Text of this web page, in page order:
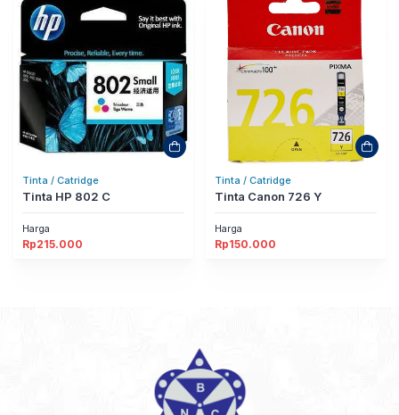
Tinta / Catridge
Tinta HP 802 C
Harga
Rp215.000
Tinta / Catridge
Tinta Canon 726 Y
Harga
Rp150.000